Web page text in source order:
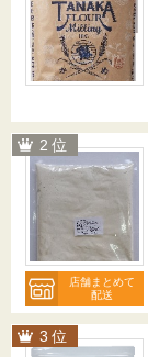
店舗まとめて
配送